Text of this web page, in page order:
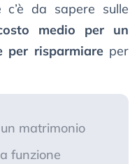
da sapere sulle
medio per un
per risparmiareper
matrimonio
funzione